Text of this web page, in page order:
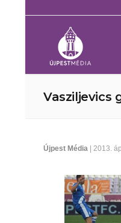
Vasziljevics
Újpest Média | 2013.